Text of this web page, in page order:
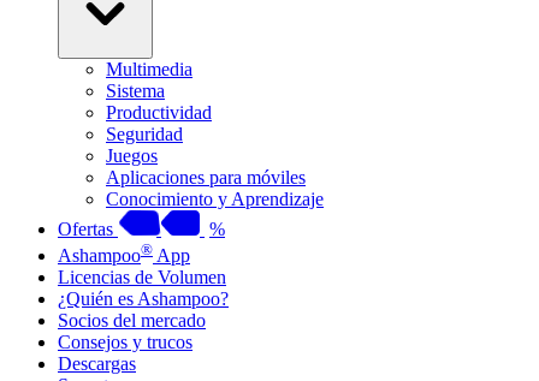
Multimedia
Sistema
Productividad
Seguridad
Juegos
Aplicaciones para móviles
Conocimiento y Aprendizaje
Ofertas
%
Ashampoo® App
Licencias de Volumen
¿Quién es Ashampoo?
Socios del mercado
Consejos y trucos
Descargas